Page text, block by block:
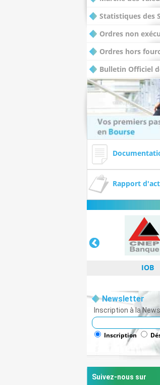
Statistiques des
Ordres non
Ordres hors
Bulletin Officiel
Rapport
IOB
IOB
Newsletter
Inscription à la
Inscription
Suivez-nous sur